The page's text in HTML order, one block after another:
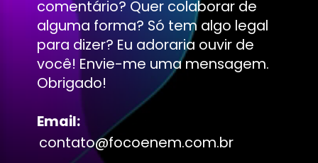
comentário? Quer colaborar de
alguma forma? Só tem algo legal
para dizer? Eu adoraria ouvir de
você! Envie-me uma mensagem.
Obrigado!
Email:
contato@focoenem.com.br